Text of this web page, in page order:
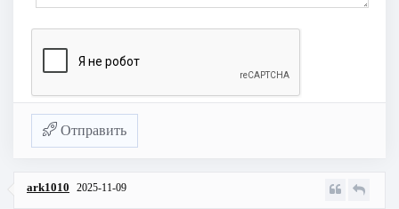
Отправить
ark1010 2025-11-09